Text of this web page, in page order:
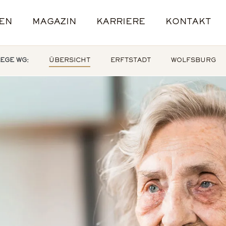
STANDORTE
MAGAZIN KARRIERE KONTAKT
WG: ÜBERSICHT ERFTSTADT WOLFSBURG